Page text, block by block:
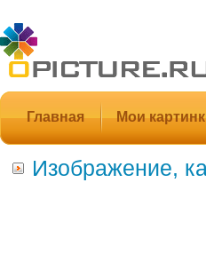
Главная Мои
Изображение,